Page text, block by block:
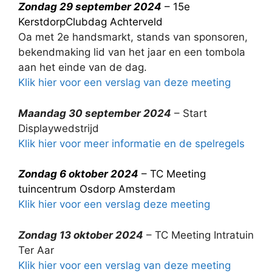
Zondag 29 september 2024 – 15e
KerstdorpClubdag Achterveld
Oa met 2e handsmarkt, stands van sponsoren,
bekendmaking lid van het jaar en een tombola
aan het einde van de dag.
Klik hier voor een verslag van deze meeting
Maandag 30 september 2024 – Start
Displaywedstrijd
Klik hier voor meer informatie en de spelregels
Zondag 6 oktober 2024 – TC Meeting
tuincentrum Osdorp Amsterdam
Klik hier voor een verslag deze meeting
Zondag 13 oktober 2024 – TC Meeting Intratuin
Ter Aar
Klik hier voor een verslag van deze meeting